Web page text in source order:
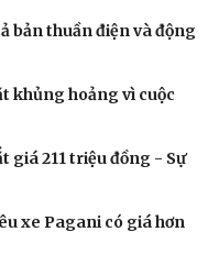
bản thuần điện và động
khủng hoảng vì cuộc
giá 211 triệu đồng - Sự
xe Pagani có giá hơn